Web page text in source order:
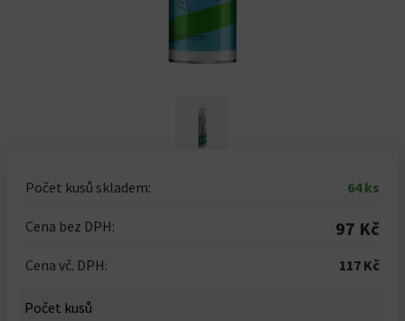
Počet kusů skladem: 64 ks
Cena bez DPH: 97 Kč
Cena vč. DPH: 117 Kč
Počet kusů